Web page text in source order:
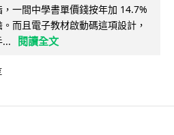
一間中學書單價錢按年加 14.7%
而且電子教材啟動碼這項設計，
...
閱讀全文